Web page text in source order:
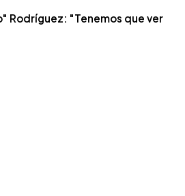
Rodríguez: "Tenemos que ver